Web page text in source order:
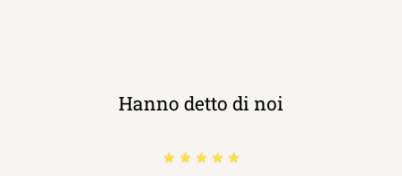
Hanno detto di noi